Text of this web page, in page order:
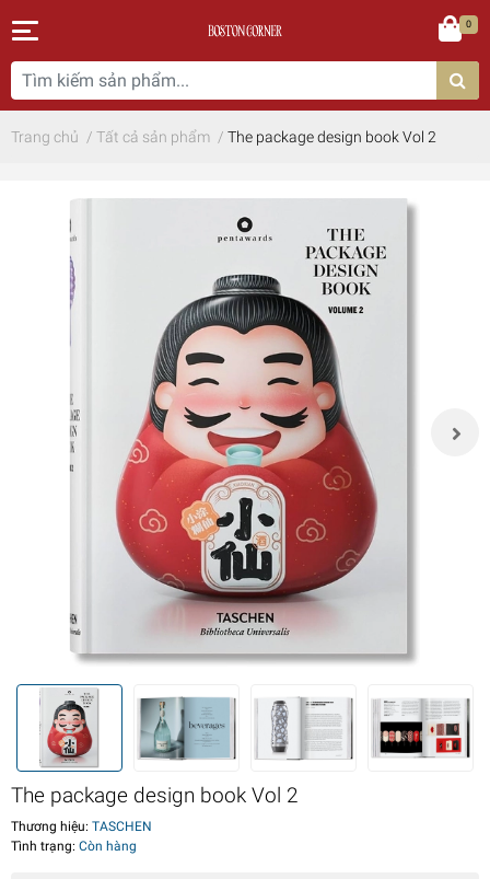
0
Trang chủ / Tất cả sản phẩm / The package design book Vol 2
The package design book Vol 2
Thương hiệu: TASCHEN
Tình trạng: Còn hàng